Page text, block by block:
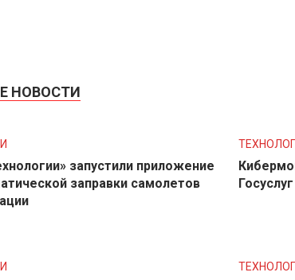
НОВОСТИ
запустили приложение
заправки самолетов
Госуслуг